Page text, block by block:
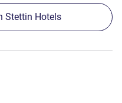
Stettin Hotels